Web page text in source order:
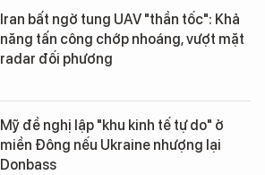
Iran bất ngờ tung UAV "thần tốc": Khả
năng tấn công chớp nhoáng, vượt mặt
radar đối phương
Mỹ đề nghị lập "khu kinh tế tự do" ở
miền Đông nếu Ukraine nhượng lại
Donbass